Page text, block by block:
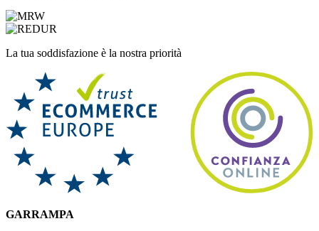
La tua soddisfazione è la nostra priorità
GARRAMPA